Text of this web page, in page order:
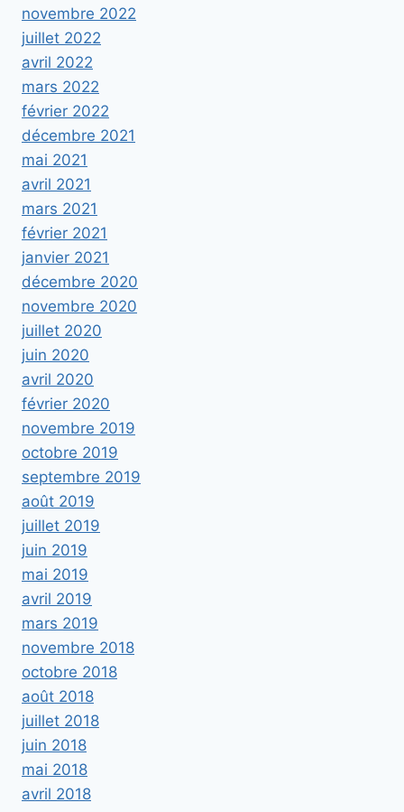
novembre 2022
juillet 2022
avril 2022
mars 2022
février 2022
décembre 2021
mai 2021
avril 2021
mars 2021
février 2021
janvier 2021
décembre 2020
novembre 2020
juillet 2020
juin 2020
avril 2020
février 2020
novembre 2019
octobre 2019
septembre 2019
août 2019
juillet 2019
juin 2019
mai 2019
avril 2019
mars 2019
novembre 2018
octobre 2018
août 2018
juillet 2018
juin 2018
mai 2018
avril 2018